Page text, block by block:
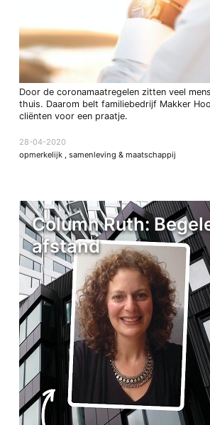
Door de coronamaatregelen zitten veel
thuis. Daarom belt familiebedrijf Makker
cliënten voor een praatje.
28-04-2020
opmerkelijk
samenleving & maatschappij
Column Ruth:
afstand